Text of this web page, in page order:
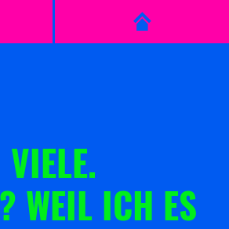
VIELE.
WEIL ICH ES